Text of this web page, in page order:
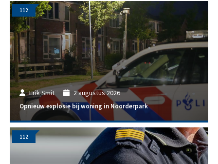
Erik Smit 2 augustus 2026
Opnieuw explosie bij woning in Noorderpark
112
112